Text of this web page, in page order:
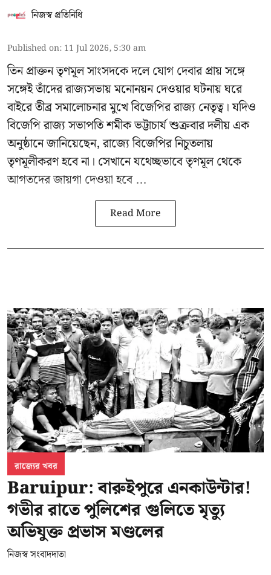
নিজস্ব প্রতিনিধি
Published on: 11 Jul 2026, 5:30 am
তিন প্রাক্তন তৃণমূল সাংসদকে দলে যোগ দেবার প্রায় সঙ্গে
সঙ্গেই তাঁদের রাজ্যসভায় মনোনয়ন দেওয়ার ঘটনায় ঘরে
বাইরে তীব্র সমালোচনার মুখে বিজেপির রাজ্য নেতৃত্ব। যদিও
বিজেপি রাজ্য সভাপতি শমীক ভট্টাচার্যশুক্রবার দলীয় এক
অনুষ্ঠানে জানিয়েছেন, রাজ্যে বিজেপির নিচুতলায়
তৃণমূলীকরণ হবে না। সেখানে যথেচ্ছভাবে তৃণমূল থেকে
আগতদের জায়গা দেওয়া হবে ...
Read More
রাজ্যের খবর
Baruipur: বারুইপুরে এনকাউন্টার!
গভীর রাতে পুলিশের গুলিতে মৃত্যু
অভিযুক্ত প্রভাস মণ্ডলের
নিজস্ব সংবাদদাতা